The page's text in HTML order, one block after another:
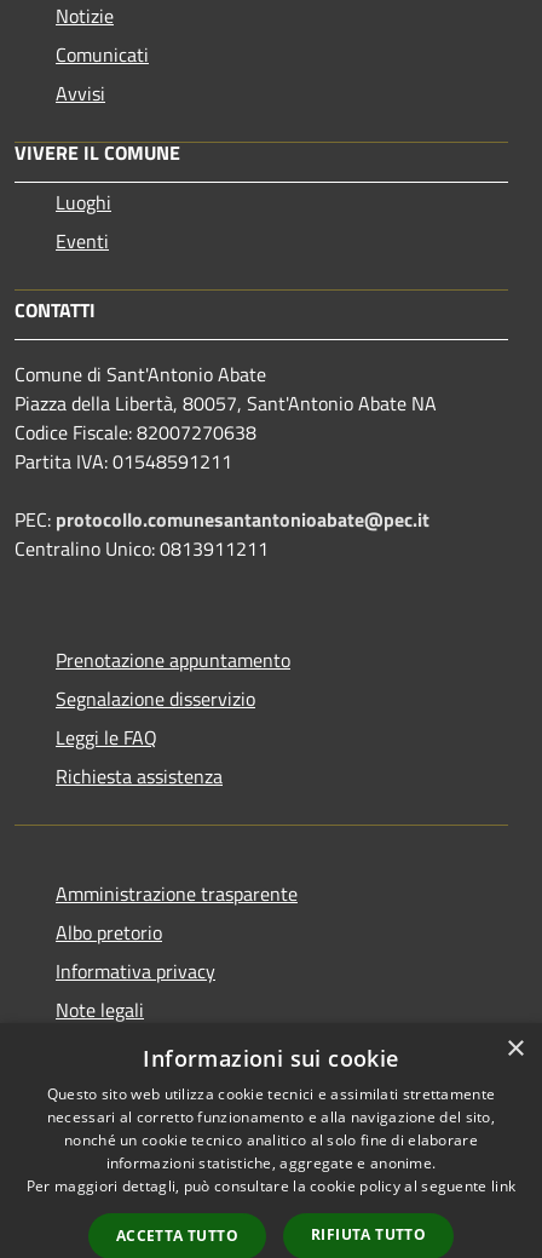
Notizie
Comunicati
Avvisi
VIVERE IL COMUNE
Luoghi
Eventi
CONTATTI
Comune di Sant'Antonio Abate
Piazza della Libertà, 80057, Sant'Antonio Abate NA
Codice Fiscale: 82007270638
Partita IVA: 01548591211
PEC: protocollo.comunesantantonioabate@pec.it
Centralino Unico: 0813911211
Prenotazione appuntamento
Segnalazione disservizio
Leggi le FAQ
Richiesta assistenza
Amministrazione trasparente
Albo pretorio
Informativa privacy
Note legali
Dichiarazione di accessibilità
Accessibilità
Copyright © 2026 • Comune di
Sant'Antonio Abate • Powered
byMunicipium
Accesso
×
Informazioni sui cookie
Questo sito web utilizza cookie tecnici e assimilati strettamente
necessari al corretto funzionamento e alla navigazione del sito,
nonché un cookie tecnico analitico al solo fine di elaborare
informazioni statistiche, aggregate e anonime.
Per maggiori dettagli, può consultare la cookie policy al seguente link
ACCETTA TUTTO RIFIUTA TUTTO